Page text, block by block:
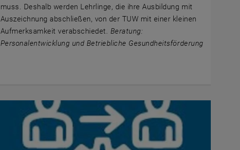
muss. Deshalb werden Lehrlinge, die ihre Ausbildung mit
Auszeichnung abschließen, von der TUW mit einer kleinen
Aufmerksamkeit verabschiedet. Beratung:
Personalentwicklung und Betriebliche Gesundheitsförderung